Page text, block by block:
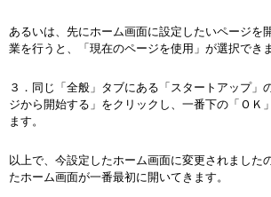
あるいは、先にホーム画面に設定したいページを
業を行うと、「現在のページを使用」が選択できま
３．同じ「全般」タブにある「スタートアップ」
ジから開始する」をクリックし、一番下の「ＯＫ
ます。
以上で、今設定したホーム画面に変更されました
たホーム画面が一番最初に開いてきます。